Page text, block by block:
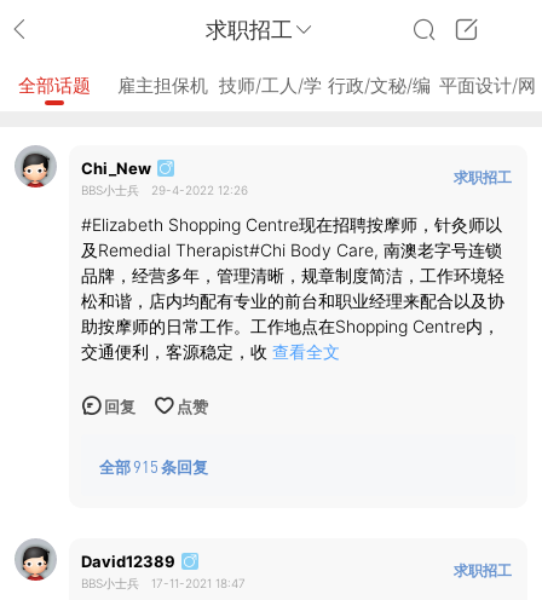
求职招工
全部话题 雇主担保机 技师/工人/学 行政/文秘/编 平面设计/网
求职招工
Chi_New
BBS小士兵 29-4-2022 12:26
#Elizabeth Shopping Centre现在招聘按摩师，针灸师以
及Remedial Therapist#Chi Body Care, 南澳老字号连锁
品牌，经营多年，管理清晰，规章制度简洁，工作环境轻
松和谐，店内均配有专业的前台和职业经理来配合以及协
助按摩师的日常工作。工作地点在Shopping Centre内，
交通便利，客源稳定，收查看全文
回复 点赞
全部915条回复
求职招工
David12389
BBS小士兵 17-11-2021 18:47